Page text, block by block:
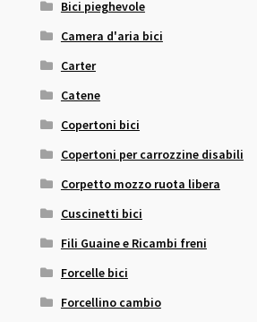
Bici pieghevole
Camera d'aria bici
Carter
Catene
Copertoni bici
Copertoni per carrozzine disabili
Corpetto mozzo ruota libera
Cuscinetti bici
Fili Guaine e Ricambi freni
Forcelle bici
Forcellino cambio